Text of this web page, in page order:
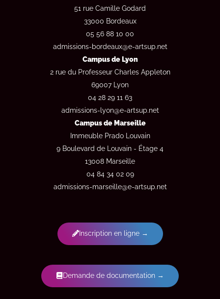
51 rue Camille Godard
33000 Bordeaux
05 56 88 10 00
admissions-bordeaux@e-artsup.net
Campus de Lyon
2 rue du Professeur Charles Appleton
69007 Lyon
04 28 29 11 63
admissions-lyon@e-artsup.net
Campus de Marseille
Immeuble Prado Louvain
9 Boulevard de Louvain - Étage 4
13008 Marseille
04 84 34 02 09
admissions-marseille@e-artsup.net
Inscription en ligne →
Demande de documentation →